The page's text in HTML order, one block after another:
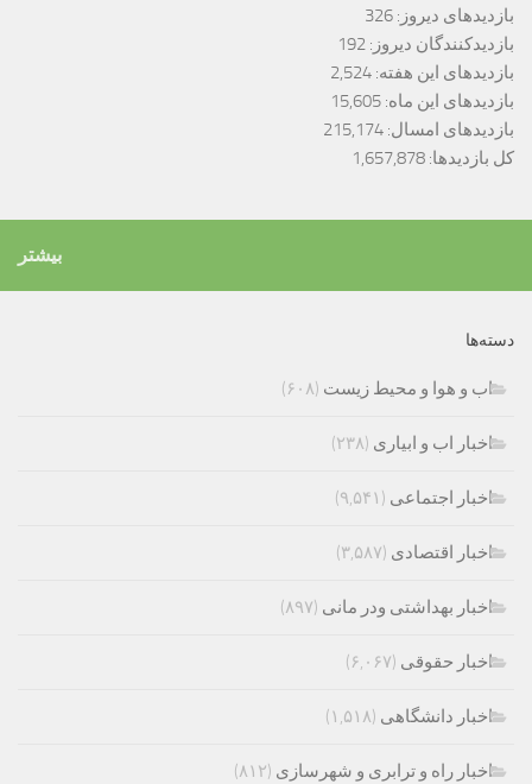
بازدیدهای دیروز: 326
بازدیدکنندگان دیروز: 192
بازدیدهای این هفته: 2,524
بازدیدهای این ماه: 15,605
بازدیدهای امسال: 215,174
کل بازدیدها: 1,657,878
بیشتر
دسته‌ها
اب و هوا و محیط زیست (۶۰۸)
اخبار اب و ابیاری (۲۳۸)
اخبار اجتماعی (۹,۵۴۱)
اخبار اقتصادی (۳,۵۸۷)
اخبار بهداشتی ودر مانی (۸۹۷)
اخبار حقوقی (۶,۰۶۷)
اخبار دانشگاهی (۱,۵۱۸)
اخبار راه و ترابری و شهرسازی (۸۱۲)